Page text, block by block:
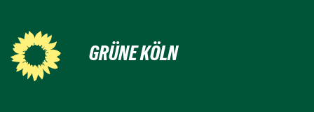
GRÜNE KÖLN